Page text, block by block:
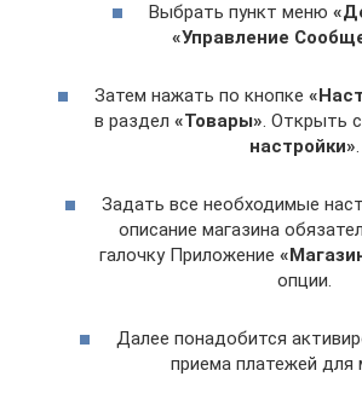
Выбрать пункт меню
«Управление
Затем нажать по кнопке
в раздел «Товары». Открыть
настройки».
Задать все необходимые
описание магазина
галочку Приложение
опции.
Далее понадобится
приема платежей для